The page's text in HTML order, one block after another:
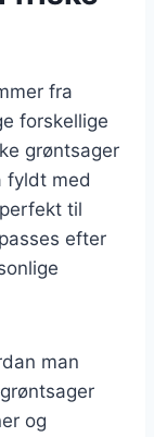
fra
forskellige
grøntsager
fyldt med
til
efter
man
og